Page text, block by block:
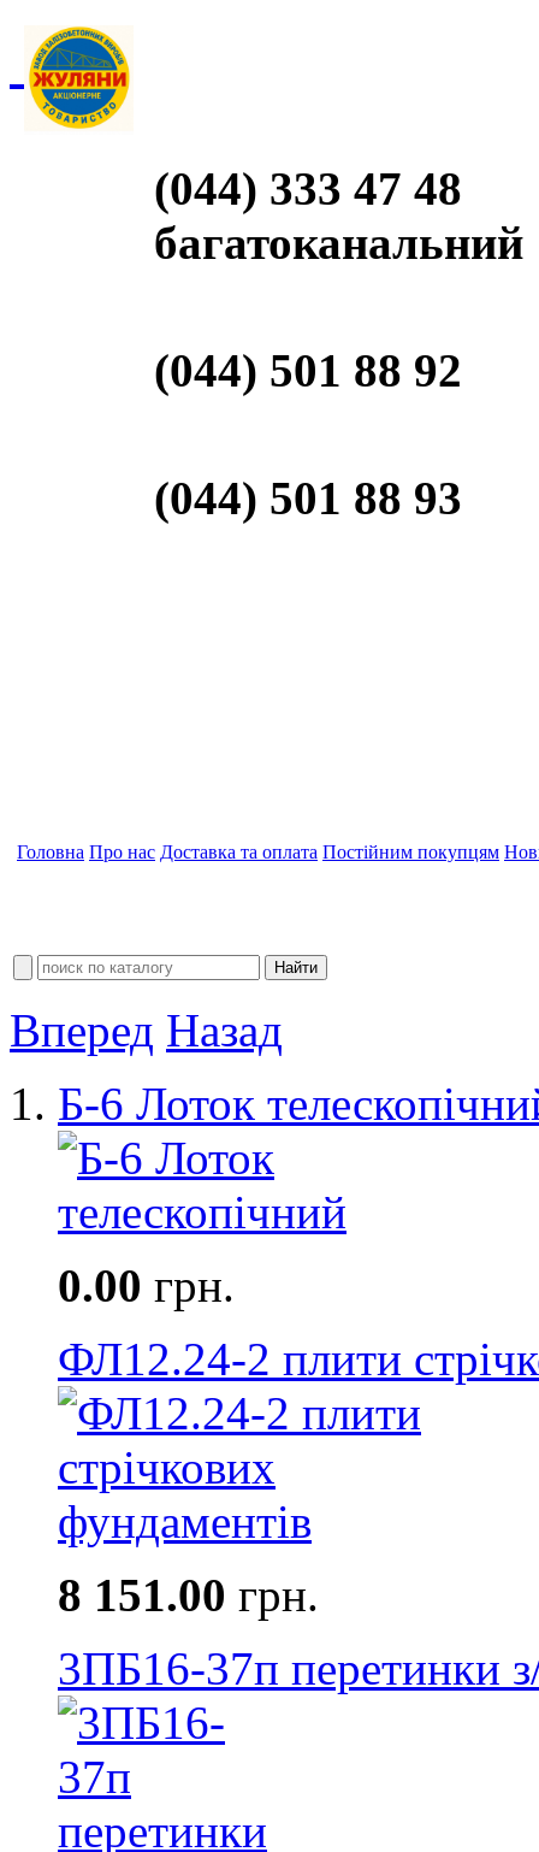
(044) 333 47 48
багатоканальний
(044) 501 88 92
(044) 501 88 93
Головна Про нас Доставка та оплата Постійним покупцям
Вперед Назад
Б-6 Лоток
0.00 грн.
ФЛ12.24-2 плити
8 151.00 грн.
3ПБ16-37п перетинки